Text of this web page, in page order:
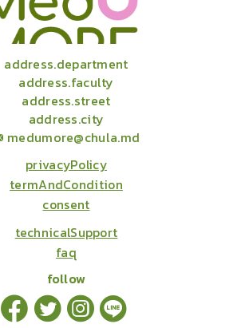
address.department
address.faculty
address.street
address.city
medumore@chula.md
privacyPolicy
termAndCondition
consent
technicalSupport
faq
follow